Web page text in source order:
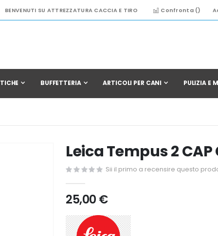
BENVENUTI SU ATTREZZATURA CACCIA E TIRO Confronta ()
BUFFETTERIA ARTICOLI PER CANI PULIZIA E
Leica Tempus 2
Sii il primo a recensire questo
25,00 €